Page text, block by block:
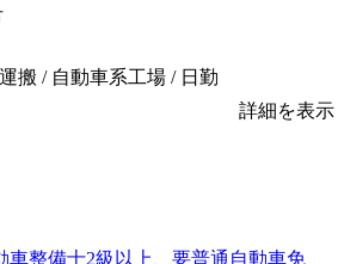
搬 / 自動車系工場 / 日勤
詳細を表示